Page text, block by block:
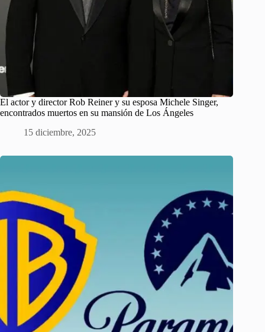
El actor y director Rob Reiner y su esposa Michele Singer,
encontrados muertos en su mansión de Los Ángeles
15 diciembre, 2025